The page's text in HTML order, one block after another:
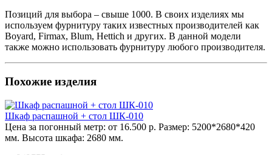
Позиций для выбора – свыше 1000. В своих изделиях мы
используем фурнитуру таких известных производителей как
Boyard, Firmax, Blum, Hettich и других. В данной модели
также можно использовать фурнитуру любого производителя.
Похожие изделия
Шкаф распашной + стол ШК-010
Цена за погонный метр: от 16.500 р. Размер: 5200*2680*420
мм. Высота шкафа: 2680 мм.